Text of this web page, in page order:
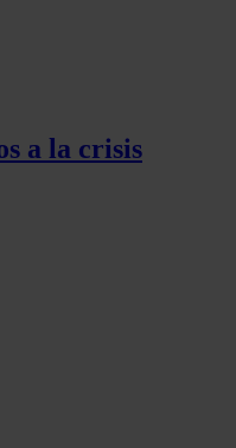
a la crisis